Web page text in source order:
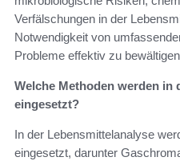
Verfälschungen in der
Notwendigkeit von
Probleme effektiv zu
Welche Methoden werden in
eingesetzt?
In der Lebensmittelanalyse
eingesetzt, darunter